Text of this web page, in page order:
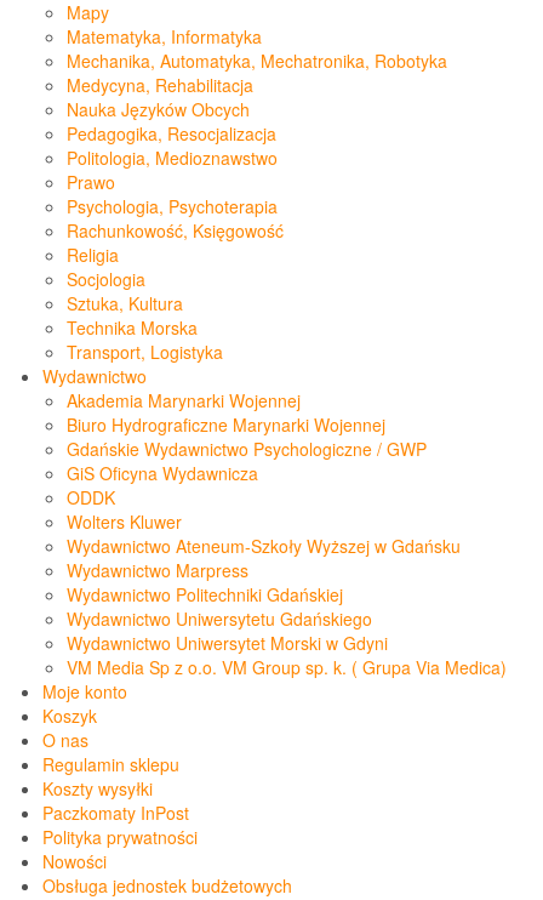
Mapy
Matematyka, Informatyka
Mechanika, Automatyka, Mechatronika, Robotyka
Medycyna, Rehabilitacja
Nauka Języków Obcych
Pedagogika, Resocjalizacja
Politologia, Medioznawstwo
Prawo
Psychologia, Psychoterapia
Rachunkowość, Księgowość
Religia
Socjologia
Sztuka, Kultura
Technika Morska
Transport, Logistyka
Wydawnictwo
Akademia Marynarki Wojennej
Biuro Hydrograficzne Marynarki Wojennej
Gdańskie Wydawnictwo Psychologiczne / GWP
GiS Oficyna Wydawnicza
ODDK
Wolters Kluwer
Wydawnictwo Ateneum-Szkoły Wyższej w Gdańsku
Wydawnictwo Marpress
Wydawnictwo Politechniki Gdańskiej
Wydawnictwo Uniwersytetu Gdańskiego
Wydawnictwo Uniwersytet Morski w Gdyni
VM Media Sp z o.o. VM Group sp. k. ( Grupa Via Medica)
Moje konto
Koszyk
O nas
Regulamin sklepu
Koszty wysyłki
Paczkomaty InPost
Polityka prywatności
Nowości
Obsługa jednostek budżetowych